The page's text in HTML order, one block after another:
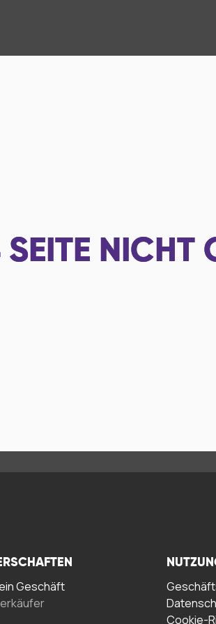
SEITE NICHT
Geschäft
Cookie-